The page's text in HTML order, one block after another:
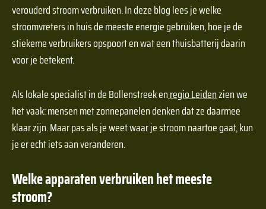
verouderd stroom verbruiken. In deze blog lees je welke
stroomvreters in huis de meeste energie gebruiken, hoe je de
stiekeme verbruikers opspoort en wat een thuisbatterij daarin
voor je betekent.
Als lokale specialist in de Bollenstreek enregio Leidenzien we
het vaak: mensen met zonnepanelen denken dat ze daarmee
klaar zijn. Maar pas als je weet waar je stroom naartoe gaat, kun
je er echt iets aan veranderen.
Welke apparaten verbruiken het meeste
stroom?